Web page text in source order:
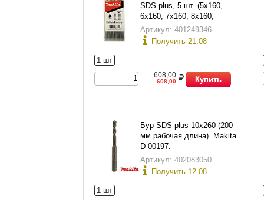
SDS-plus, 5 шт. (5х160,
6х160, 7х160, 8х160,
10х160), в пласт. футляре
Артикул: 401249346
Получить 21.08
1 шт
608,00
608,00 Купить
Бур SDS-plus 10х260 (200
мм рабочая длина). Makita
D-00197.
Артикул: 402083050
Получить 12.08
1 шт